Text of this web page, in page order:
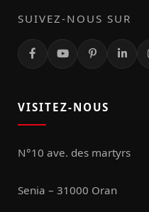
SUIVEZ-NOUS SUR
VISITEZ-NOUS
N°10 ave. des martyrs
Senia – 31000 Oran